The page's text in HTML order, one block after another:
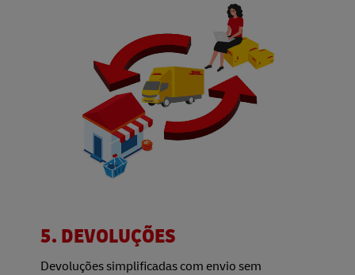
5. DEVOLUÇÕES
Devoluções simplificadas com envio sem